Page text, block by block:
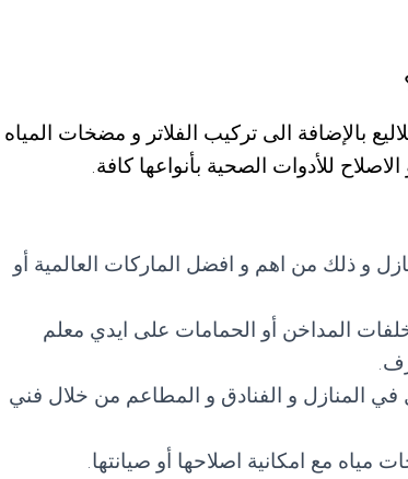
بالإضافة الى تركيب الفلاتر و مضخات المياه
للأدوات الصحية بأنواعها كافة.
و ذلك من اهم و افضل الماركات العالمية أو
المداخن أو الحمامات على ايدي معلم
في المنازل و الفنادق و المطاعم من خلال فني
مع امكانية اصلاحها أو صيانتها.